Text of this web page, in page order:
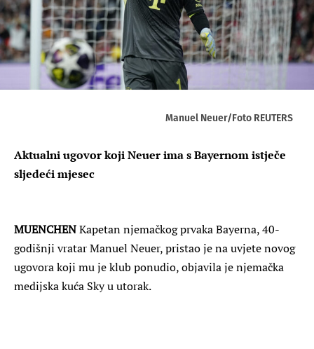
Manuel Neuer/Foto REUTERS
Aktualni ugovor koji Neuer ima s Bayernom istječe
sljedeći mjesec
MUENCHENKapetan njemačkog prvaka Bayerna, 40-
godišnji vratar Manuel Neuer, pristao je na uvjete novog
ugovora koji mu je klub ponudio, objavila je njemačka
medijska kuća Sky u utorak.